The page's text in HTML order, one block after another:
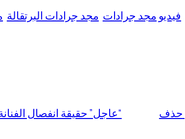
فيديو مجد جرادات مجد جرادات البرتقالة
“عاجل” حقيقة انفصال الفنانة بشرى